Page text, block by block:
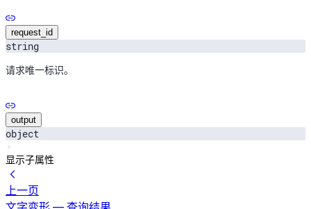
request_id
string
请求唯一标识。
output
object
显示子属性
上一页